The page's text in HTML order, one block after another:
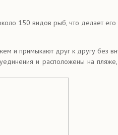
150 видов рыб, что делает
и примыкают друг к другу без
и расположены на